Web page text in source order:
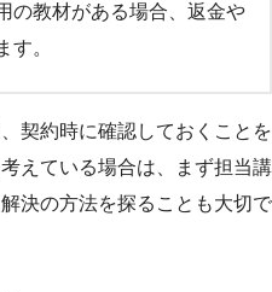
の教材がある場合、返金や
す。
契約時に確認しておくことを
えている場合は、まず担当講
決の方法を探ることも大切で